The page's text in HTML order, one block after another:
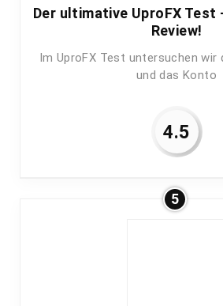
Der ultimative UproFX Test
Review!
Im UproFX Test untersuchen wir
und das Konto
4.5
5